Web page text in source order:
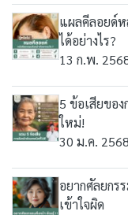
แผลคีลอยด์ห
ได้อย่างไร?
13 ก.พ.
5 ข้อเสียขอ
ใหม่!
30 ม.ค. 2568
อยากศัลยกร
เข้าใจผิด